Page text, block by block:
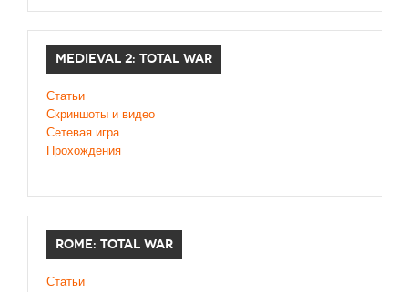
MEDIEVAL 2: TOTAL WAR
Статьи
Скриншоты и видео
Сетевая игра
Прохождения
ROME: TOTAL WAR
Статьи